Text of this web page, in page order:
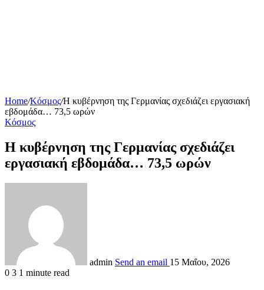
Home/Κόσμος/Η κυβέρνηση της Γερμανίας σχεδιάζει εργασιακή
εβδομάδα… 73,5 ωρών
Κόσμος
Η κυβέρνηση της Γερμανίας σχεδιάζει
εργασιακή εβδομάδα… 73,5 ωρών
admin Send an email 15 Μαΐου, 2026
0 3 1 minute read